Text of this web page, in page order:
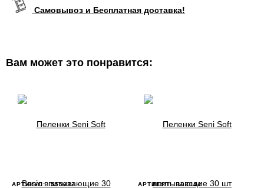
Самовывоз и Бесплатная доставка!
Вам может это понравится:
АРТИКУЛ: 555032 АРТИКУЛ: 103044